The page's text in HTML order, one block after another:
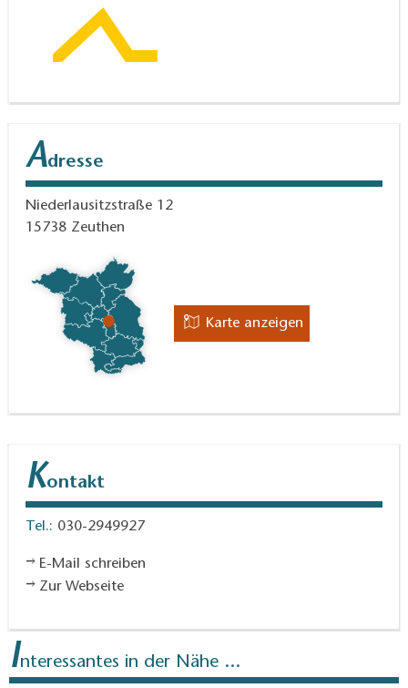
Adresse
Niederlausitzstraße 12
15738 Zeuthen
Karte anzeigen
Kontakt
Tel.: 030-2949927
E-Mail schreiben
Zur Webseite
Interessantes in der Nähe ...